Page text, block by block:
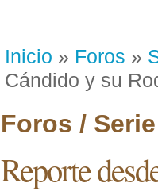
Inicio » Foros »
Cándido y su
Foros /
Reporte